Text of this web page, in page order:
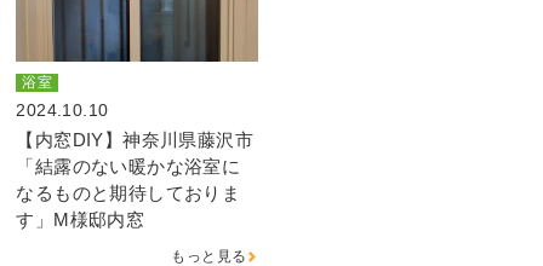
浴室
2024.10.10
【内窓DIY】神奈川県藤沢市
「結露のない暖かな浴室に
なるものと期待しておりま
す」M様邸内窓
もっと見る